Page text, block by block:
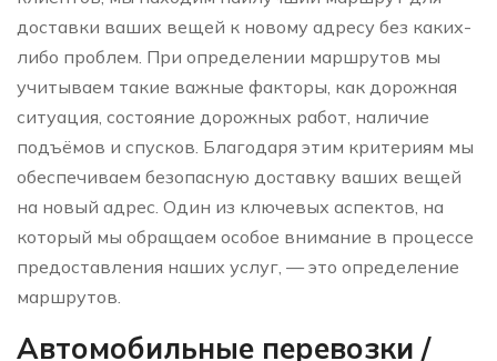
доставки ваших вещей к новому адресу без каких-
либо проблем. При определении маршрутов мы
учитываем такие важные факторы, как дорожная
ситуация, состояние дорожных работ, наличие
подъёмов и спусков. Благодаря этим критериям мы
обеспечиваем безопасную доставку ваших вещей
на новый адрес. Один из ключевых аспектов, на
который мы обращаем особое внимание в процессе
предоставления наших услуг, — это определение
маршрутов.
Автомобильные перевозки /